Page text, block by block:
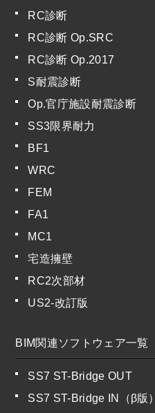
RC診断
RC診断 Op.SRC
RC診断 Op.2017
S耐震診断
Op.官庁施設耐震診断
SS3限界耐力
BF1
WRC
FEM
FA1
MC1
宅造擁壁
RC2次部材
US2-改訂版
BIM関連ソフトウェア一覧
SS7 ST-Bridge OUT
SS7 ST-Bridge IN（β版）